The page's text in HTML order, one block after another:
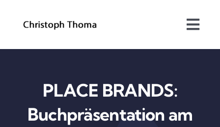
Über mich
Bundesrat
Arbeitsschwerpunkte
PLACE BRANDS:
Buchpräsentation am